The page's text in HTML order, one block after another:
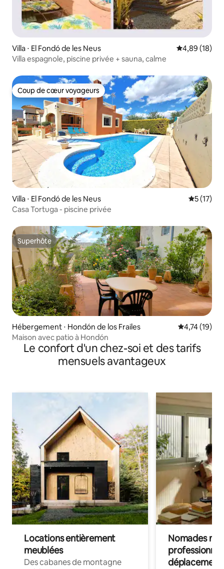
Villa ⋅ El Fondó de les Neus Évaluation
4,89 (18)
Villa espagnole, piscine privée + sauna, calme
Coup de cœur voyageurs
Coup de cœur voyageurs
Villa ⋅ El Fondó de les Neus
5 (17)
Casa Tortuga - piscine privée
Superhôte
Superhôte
Hébergement ⋅ Hondón de los Frailes Évaluation
4,74 (19)
Maison avec patio à Hondón
Le confort d'un chez-soi et des tarifs
mensuels avantageux
Locations entièrement
meublées
Des cabanes de montagne
Nomades
déplacement